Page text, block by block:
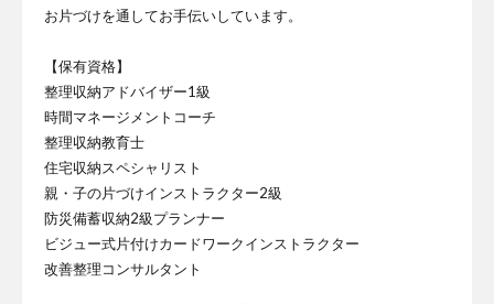
お片づけを通してお手伝いしています。
【保有資格】
整理収納アドバイザー1級
時間マネージメントコーチ
整理収納教育士
住宅収納スペシャリスト
親・子の片づけインストラクター2級
防災備蓄収納2級プランナー
ビジュー式片付けカードワークインストラクター
改善整理コンサルタント